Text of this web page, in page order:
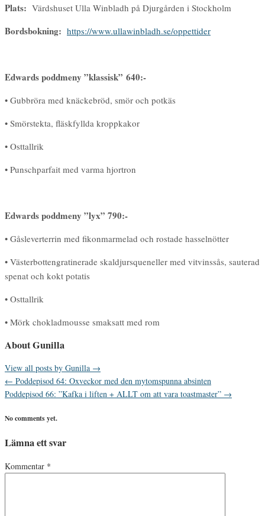
Plats: Värdshuset Ulla Winbladh på Djurgården i Stockholm
Bordsbokning: https://www.ullawinbladh.se/oppettider
Edwards poddmeny ”klassisk” 640:-
• Gubbröra med knäckebröd, smör och potkäs
• Smörstekta, fläskfyllda kroppkakor
• Osttallrik
• Punschparfait med varma hjortron
Edwards poddmeny ”lyx” 790:-
• Gåsleverterrin med fikonmarmelad och rostade hasselnötter
• Västerbottengratinerade skaldjursqueneller med vitvinssås, sauterad
spenat och kokt potatis
• Osttallrik
• Mörk chokladmousse smaksatt med rom
About Gunilla
View all posts by Gunilla →
← Poddepisod 64: Oxveckor med den mytomspunna absinten
Poddepisod 66: ”Kafka i liften + ALLT om att vara toastmaster” →
No comments yet.
Lämna ett svar
Kommentar *